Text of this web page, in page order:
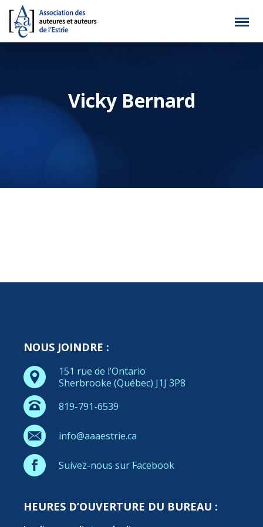
Vicky Bernard
NOUS JOINDRE :
151 rue de l’Ontario
Sherbrooke (Québec) J1J 3P8
819-791-6539
info@aaaestrie.ca
Suivez-nous sur Facebook
HEURES D’OUVERTURE DU BUREAU :